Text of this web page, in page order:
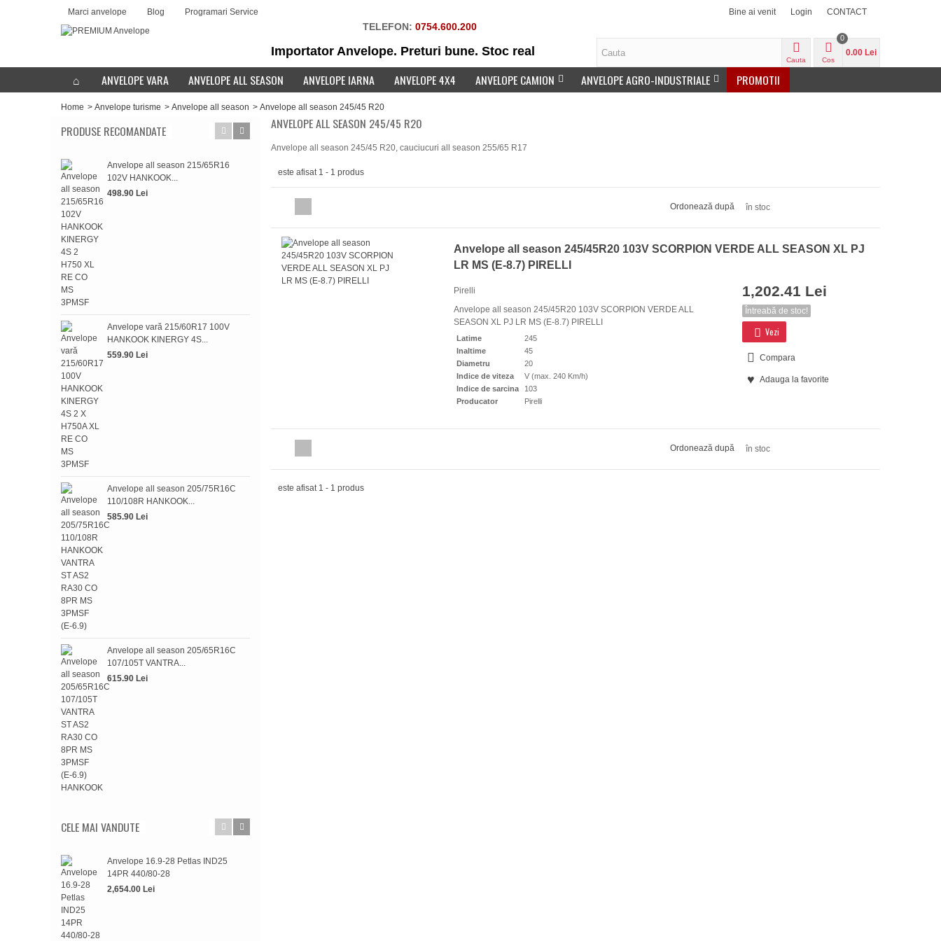
CONTACT
Marci anvelope Blog Programari Service Bine ai venit Login
TELEFON: 0754.600.200
Importator Anvelope. Preturi bune. Stoc real
Cauta Cos
0
0.00 Lei
ANVELOPE VARA ANVELOPE ALL SEASON ANVELOPE IARNA ANVELOPE 4X4 ANVELOPE CAMION ANVELOPE AGRO-INDUSTRIALE PROMOTII
Home > Anvelope turisme > Anvelope all season > Anvelope all season 245/45 R20
PRODUSE RECOMANDATE
Anvelope all season 215/65R16
102V HANKOOK...
498.90 Lei
Anvelope vară 215/60R17 100V
HANKOOK KINERGY 4S...
559.90 Lei
Anvelope all season 205/75R16C
110/108R HANKOOK...
585.90 Lei
Anvelope all season 205/65R16C
107/105T VANTRA...
615.90 Lei
HANKOOK KINERGY 4S...
379.90 Lei
CELE MAI VANDUTE
Anvelope 16.9-28 Petlas IND25
14PR 440/80-28
2,654.00 Lei
ANVELOPE ALL SEASON 245/45 R20
Anvelope all season 245/45 R20, cauciucuri all season 255/65 R17
este afisat 1 - 1 produs
Ordonează după în stoc
Anvelope all season 245/45R20 103V SCORPION VERDE ALL SEASON XL PJ
LR MS (E-8.7) PIRELLI
Pirelli
Anvelope all season 245/45R20 103V SCORPION VERDE ALL
SEASON XL PJ LR MS (E-8.7) PIRELLI
Latime
245
Inaltime
45
Diametru
20
Indice de viteza
V (max. 240 Km/h)
Indice de sarcina
103
Producator
Pirelli
1,202.41 Lei
Întreabă de stoc!
Vezi
Compara
Adauga la favorite
Ordonează după în stoc
este afisat 1 - 1 produs